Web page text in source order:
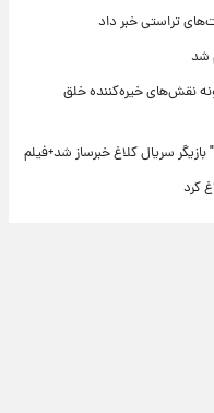
تراستی خبر داد
شد
نقش‌های خیره‌کننده خلق
سریال کلاغ خبرساز شد+فیلم